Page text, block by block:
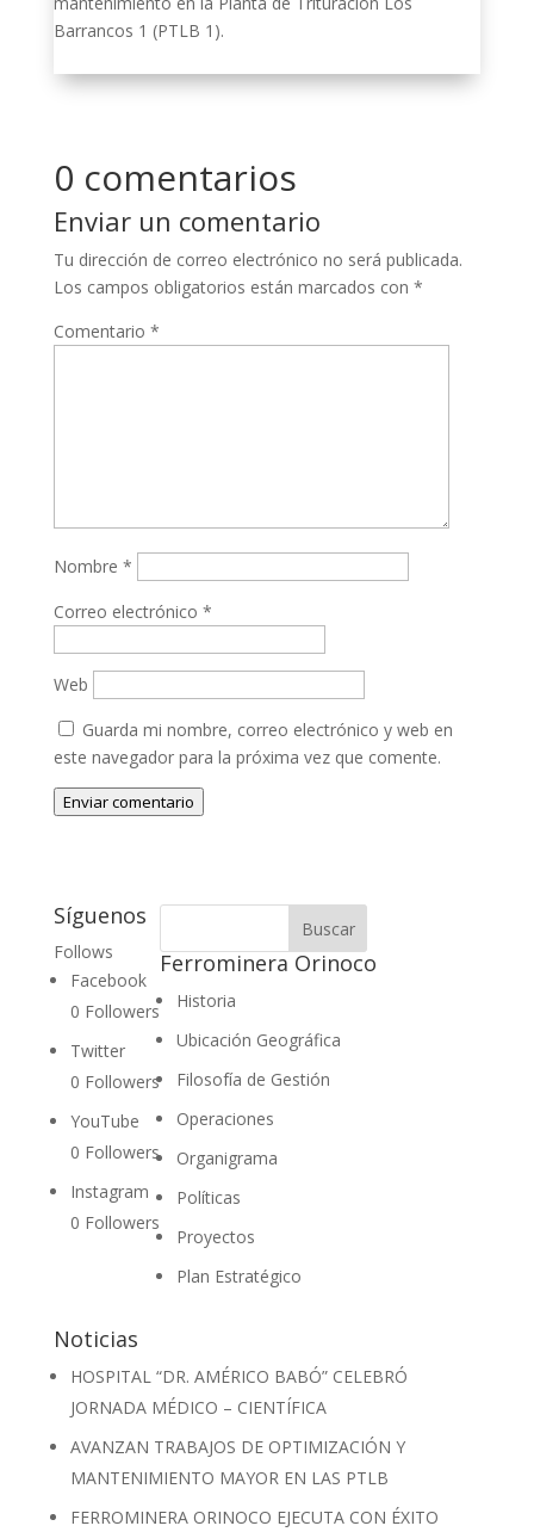
Barrancos 1 (PTLB 1).
0 comentarios
Enviar un comentario
Tu dirección de correo electrónico no será publicada.
Los campos obligatorios están marcados con *
Comentario *
Nombre *
Correo electrónico *
Web
Guarda mi nombre, correo electrónico y web en
este navegador para la próxima vez que comente.
Enviar comentario
Síguenos
Follows
Facebook
0 Followers
Twitter
0 Followers
YouTube
0 Followers
Instagram
0 Followers
Ferrominera Orinoco
Historia
Ubicación Geográfica
Filosofía de Gestión
Operaciones
Organigrama
Políticas
Proyectos
Plan Estratégico
Noticias
HOSPITAL “DR. AMÉRICO BABÓ” CELEBRÓ
JORNADA MÉDICO – CIENTÍFICA
AVANZAN TRABAJOS DE OPTIMIZACIÓN Y
MANTENIMIENTO MAYOR EN LAS PTLB
FERROMINERA ORINOCO EJECUTA CON ÉXITO